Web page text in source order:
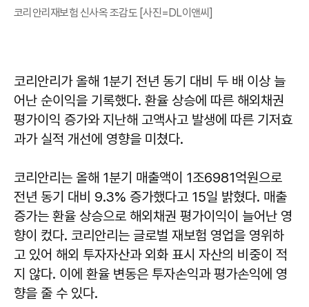
코리안리재보험 신사옥 조감도 [사진=DL이앤씨]
코리안리가 올해 1분기 전년 동기 대비 두 배 이상 늘
어난 순이익을 기록했다. 환율 상승에 따른 해외채권
평가이익 증가와 지난해 고액사고 발생에 따른 기저효
과가 실적 개선에 영향을 미쳤다.
코리안리는 올해 1분기 매출액이 1조6981억원으로
전년 동기 대비 9.3% 증가했다고 15일 밝혔다. 매출
증가는 환율 상승으로 해외채권 평가이익이 늘어난 영
향이 컸다. 코리안리는 글로벌 재보험 영업을 영위하
고 있어 해외 투자자산과 외화 표시 자산의 비중이 적
지 않다. 이에 환율 변동은 투자손익과 평가손익에 영
향을 줄 수 있다.